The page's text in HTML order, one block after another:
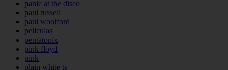
panic at the disco
paul russell
paul woolford
peliculas
pentatonix
pink floyd
pink
plain white ts